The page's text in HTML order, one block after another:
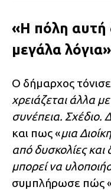
«Η πόλη αυτή
μεγάλα λόγια»
Ο δήμαρχος
χρειάζεται άλλα
συνέπεια. Σχέδιο.
και πως «μια
από δυσκολίες
μπορεί να
συμπλήρωσε πώς